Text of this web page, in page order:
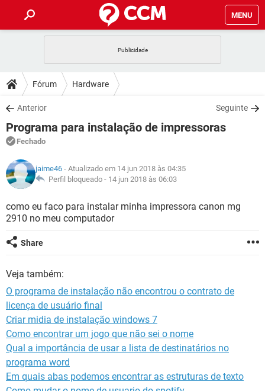
MENU
CELULAR
OUTLOOK
INSTAGRAM GMAIL
GUIA DE COMPRAS
DICAS
JOGOS
OUTLOOK
INSTAGRAM
GUIA DE COMPRAS
DOWNLOADS
JOGOS WHATSAPP
CELULAR
OUTLOOK EXCEL
INSTAGRAM
GUIA DE COMPRAS
FÓRUM
JOGOS
CELULAR FACEBOOK
INSTAGRAM
GUIA DE COMPRAS
GLOSSÁRIO
JOGOS
CELULAR FACEBOOK
INSTAGRAM
GUIA DE COMPRAS
Fórum Hardware
Anterior Seguinte
Programa para instalação de impressoras
Fechado
jaime46 - Atualizado em 14 jun 2018 às 04:35
Perfil bloqueado - 14 jun 2018 às 06:03
como eu faco para instalar minha impressora canon mg
2910 no meu computador
Share
Veja também:
O programa de instalação não encontrou o contrato de
licença de usuário final
Criar midia de instalação windows 7
Como encontrar um jogo que não sei o nome
Qual a importância de usar a lista de destinatários no
programa word
Em quais abas podemos encontrar as estruturas de texto